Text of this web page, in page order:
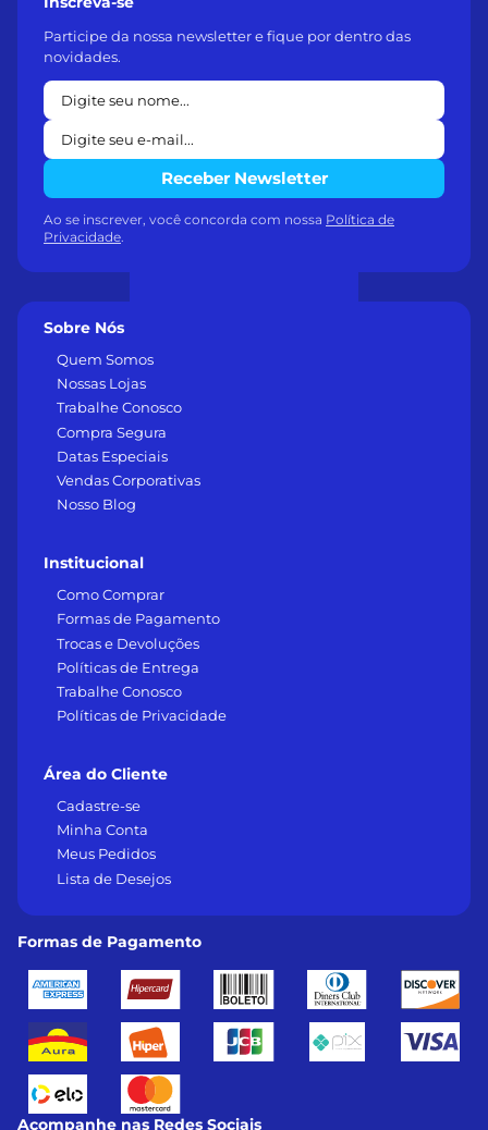
Sobre Nós
Quem Somos
Nossas Lojas
Trabalhe Conosco
Compra Segura
Datas Especiais
Vendas Corporativas
Nosso Blog
Institucional
Como Comprar
Formas de Pagamento
Trocas e Devoluções
Políticas de Entrega
Trabalhe Conosco
Políticas de Privacidade
Área do Cliente
Cadastre-se
Minha Conta
Meus Pedidos
Lista de Desejos
Participe da nossa newsletter e fique por dentro das
novidades.
Receber Newsletter
Ao se inscrever, você concorda com nossa Política de
Privacidade.
Formas de Pagamento
Acompanhe nas Redes Sociais